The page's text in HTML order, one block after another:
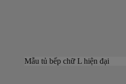
Mẫu tủ bếp chữ L hiện đại